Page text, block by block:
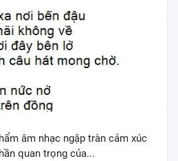
âm nhạc ngập tràn cảm xúc
quan trọng của...